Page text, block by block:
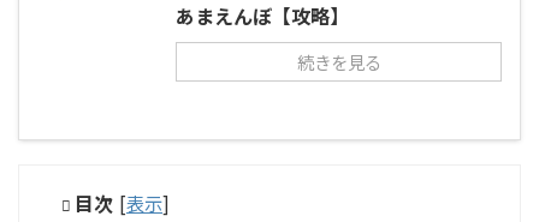
あまえんぼ【攻略】
続きを見る
目次 [表示]